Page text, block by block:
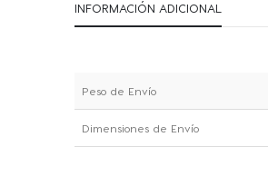
INFORMACIÓN ADICIONAL
Peso de Envío
Dimensiones de Envío